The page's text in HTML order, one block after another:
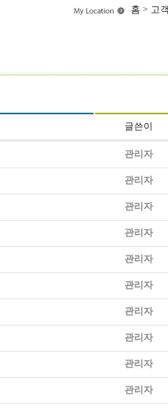
홈 > 고
글쓴이
관리자
관리자
관리자
관리자
관리자
관리자
관리자
관리자
관리자
관리자